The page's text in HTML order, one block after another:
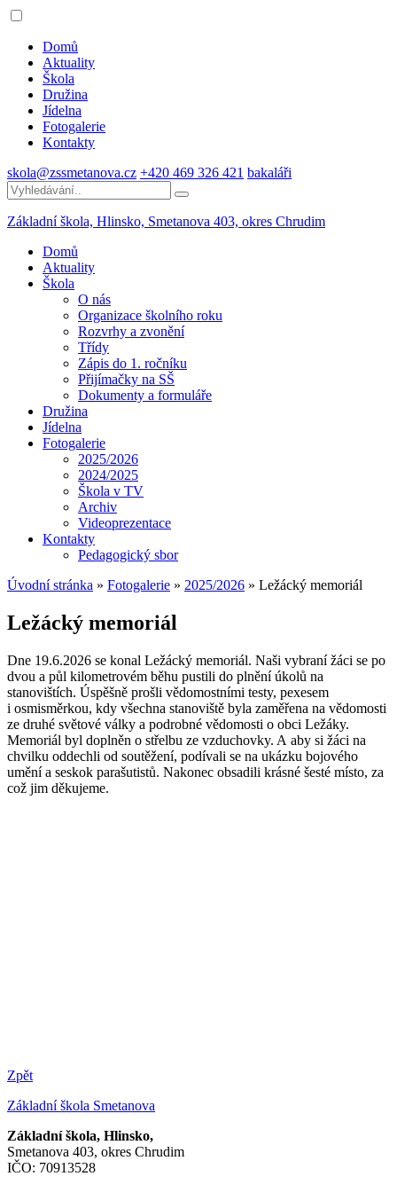
Domů
Aktuality
Škola
Družina
Jídelna
Fotogalerie
Kontakty
skola@zssmetanova.cz +420 469 326 421 bakaláři
Základní škola, Hlinsko, Smetanova 403, okres Chrudim
Domů
Aktuality
Škola
O nás
Organizace školního roku
Rozvrhy a zvonění
Třídy
Zápis do 1. ročníku
Přijímačky na SŠ
Dokumenty a formuláře
Družina
Jídelna
Fotogalerie
2025/2026
2024/2025
Škola v TV
Archiv
Videoprezentace
Kontakty
Pedagogický sbor
Úvodní stránka » Fotogalerie » 2025/2026 » Ležácký memoriál
Ležácký memoriál
Dne 19.6.2026 se konal Ležácký memoriál. Naši vybraní žáci se po
dvou a půl kilometrovém běhu pustili do plnění úkolů na
stanovištích. Úspěšně prošli vědomostními testy, pexesem
i osmisměrkou, kdy všechna stanoviště byla zaměřena na vědomosti
ze druhé světové války a podrobné vědomosti o obci Ležáky.
Memoriál byl doplněn o střelbu ze vzduchovky. A aby si žáci na
chvilku oddechli od soutěžení, podívali se na ukázku bojového
umění a seskok parašutistů. Nakonec obsadili krásné šesté místo, za
což jim děkujeme.
Zpět
Základní škola Smetanova
Základní škola, Hlinsko,
Smetanova 403, okres Chrudim
IČO: 70913528